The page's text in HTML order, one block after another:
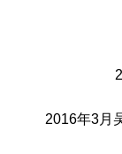
2016年3月